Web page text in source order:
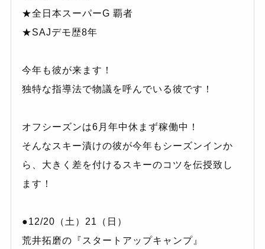
★全日本スーパーG 覇者
★SAJデモ歴8年
今年も彼が来ます！
独特な指導法で物議を呼んでいる彼です！
オフシーズンは6月年中休まず稼働中！
そんなスキー漬けの彼が今年もシーズンインか
ら、大きく差を付けるスキーのコツを伝授致し
ます！
●12/20（土）21（日）
荒井拓磨の『スタートアップキャンプ』